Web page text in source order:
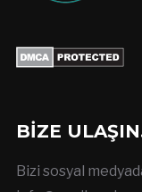
BIZE
Bizi sosyal